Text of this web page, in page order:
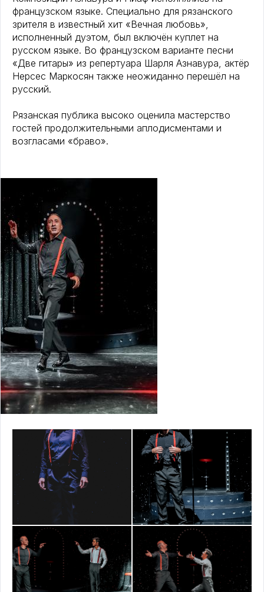
французском языке. Специально для рязанского
зрителя в известный хит «Вечная любовь»,
исполненный дуэтом, был включён куплет на
русском языке. Во французском варианте песни
«Две гитары» из репертуара Шарля Азнавура, актёр
Нерсес Маркосян также неожиданно перешёл на
русский.
Рязанская публика высоко оценила мастерство
гостей продолжительными аплодисментами и
возгласами «браво».